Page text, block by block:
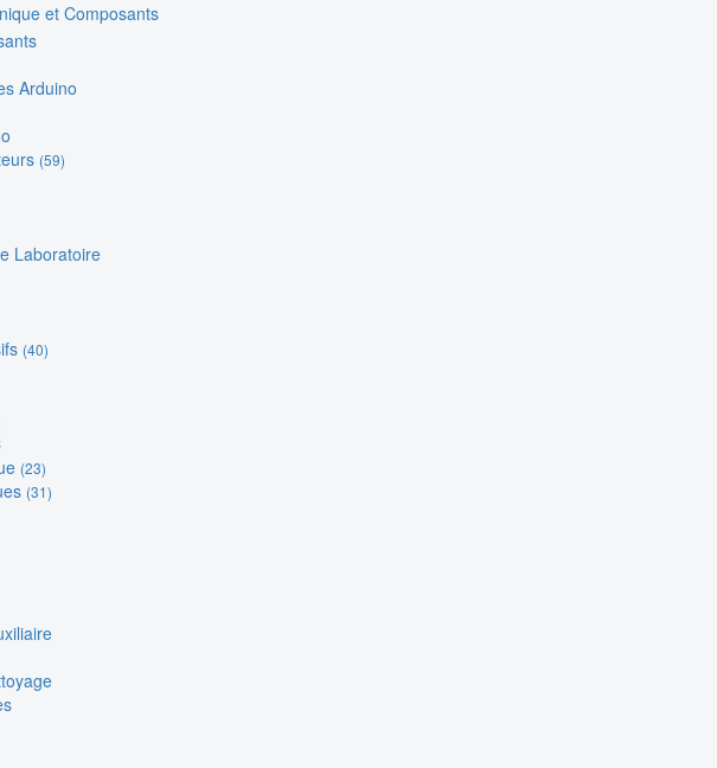
et Composants
Arduino
(59)
Laboratoire
(40)
(23)
(31)